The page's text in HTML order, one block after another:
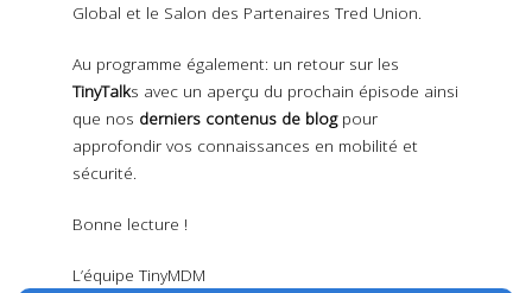
Global et le Salon des Partenaires Tred Union.
Au programme également: un retour sur les
TinyTalks avec un aperçu du prochain épisode ainsi
que nos derniers contenus de blogpour
approfondir vos connaissances en mobilité et
sécurité.
Bonne lecture !
L’équipe TinyMDM